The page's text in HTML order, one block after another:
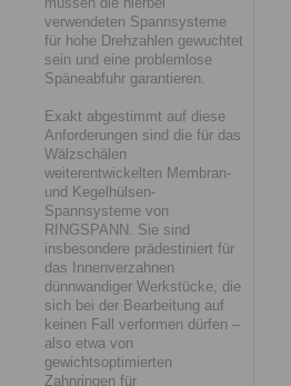
verwendeten Spannsysteme
für hohe Drehzahlen gewuchtet
sein und eine problemlose
Späneabfuhr garantieren.
Exakt abgestimmt auf diese
Anforderungen sind die für das
Wälzschälen
weiterentwickelten Membran-
und Kegelhülsen-
Spannsysteme von
RINGSPANN. Sie sind
insbesondere prädestiniert für
das Innenverzahnen
dünnwandiger Werkstücke, die
sich bei der Bearbeitung auf
keinen Fall verformen dürfen –
also etwa von
gewichtsoptimierten
Zahnringen für